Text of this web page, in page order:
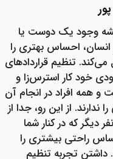
وجود یک دوست یا
انسان، احساس بهتری را
می‌کند. تنظیم قراردادهای
خود کار استرس‌زا و
همه افراد در انجام آن
ندارند. از این رو، جدا از
دیگر که در کنار شما
راحتی بیشتری را
داشتن تجربه تنظیم